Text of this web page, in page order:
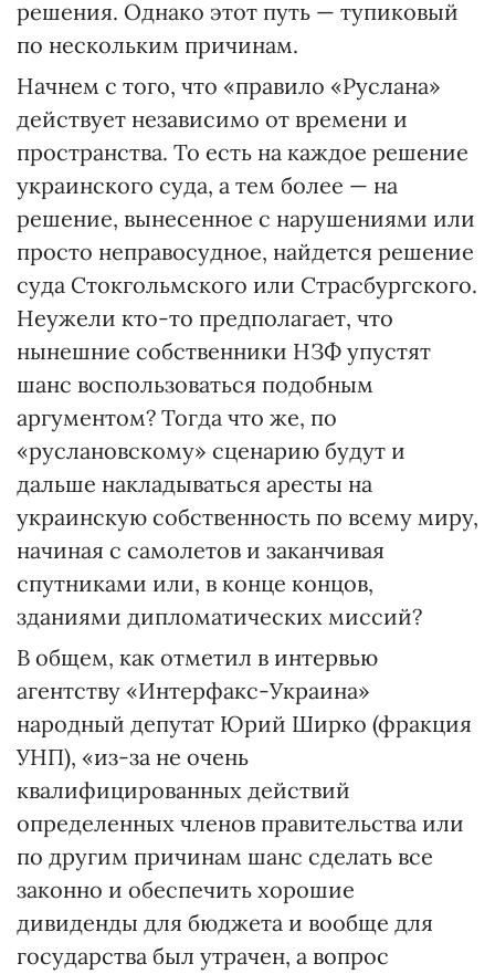
решения. Однако этот путь — тупиковый
по нескольким причинам.
Начнем с того, что «правило «Руслана»
действует независимо от времени и
пространства. То есть на каждое решение
украинского суда, а тем более — на
решение, вынесенное с нарушениями или
просто неправосудное, найдется решение
суда Стокгольмского или Страсбургского.
Неужели кто-то предполагает, что
нынешние собственники НЗФ упустят
шанс воспользоваться подобным
аргументом? Тогда что же, по
«руслановскому» сценарию будут и
дальше накладываться аресты на
украинскую собственность по всему миру,
начиная с самолетов и заканчивая
спутниками или, в конце концов,
зданиями дипломатических миссий?
В общем, как отметил в интервью
агентству «Интерфакс-Украина»
народный депутат Юрий Ширко (фракция
УНП), «из-за не очень
квалифицированных действий
определенных членов правительства или
по другим причинам шанс сделать все
законно и обеспечить хорошие
дивиденды для бюджета и вообще для
государства был утрачен, а вопрос